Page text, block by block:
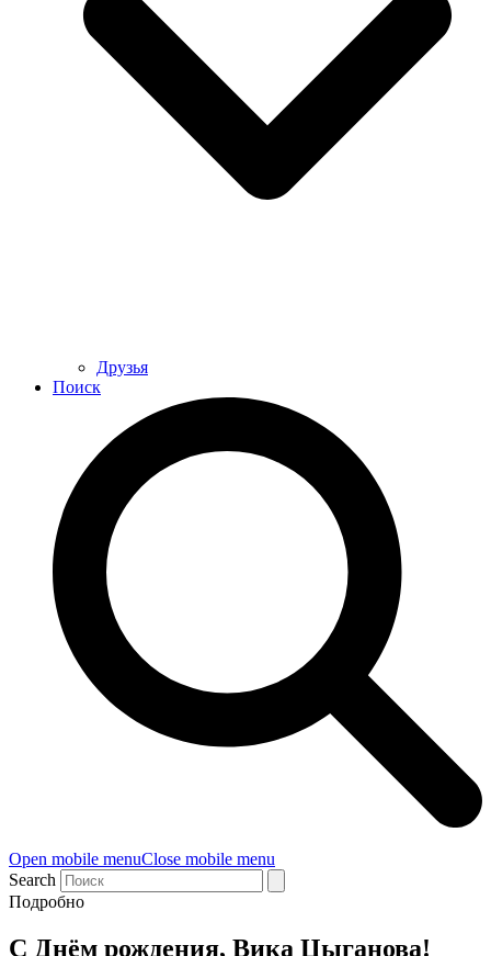
Друзья
Поиск
Open mobile menuClose mobile menu
Search
Подробно
С Днём рождения, Вика Цыганова!